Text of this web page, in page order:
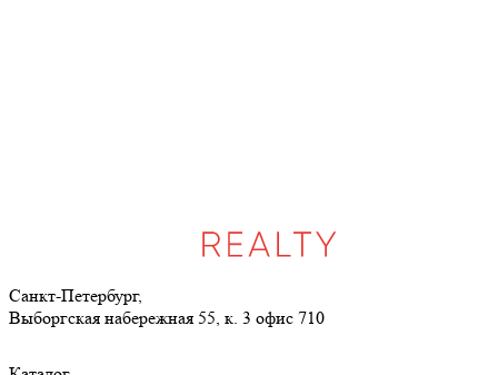
Санкт-Петербург,
Выборгская набережная 55, к. 3 офис 710